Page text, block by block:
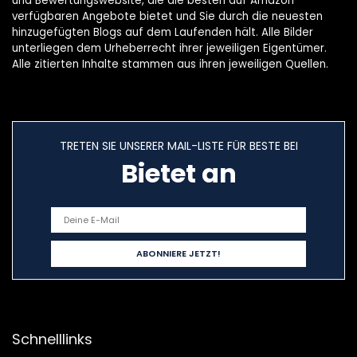
verfügbaren Angebote bietet und Sie durch die neuesten
hinzugefügten Blogs auf dem Laufenden hält. Alle Bilder
unterliegen dem Urheberrecht ihrer jeweiligen Eigentümer.
Alle zitierten Inhalte stammen aus ihren jeweiligen Quellen.
TRETEN SIE UNSERER MAIL-LISTE FÜR BESTE BEI
Bietet an
Schnelllinks